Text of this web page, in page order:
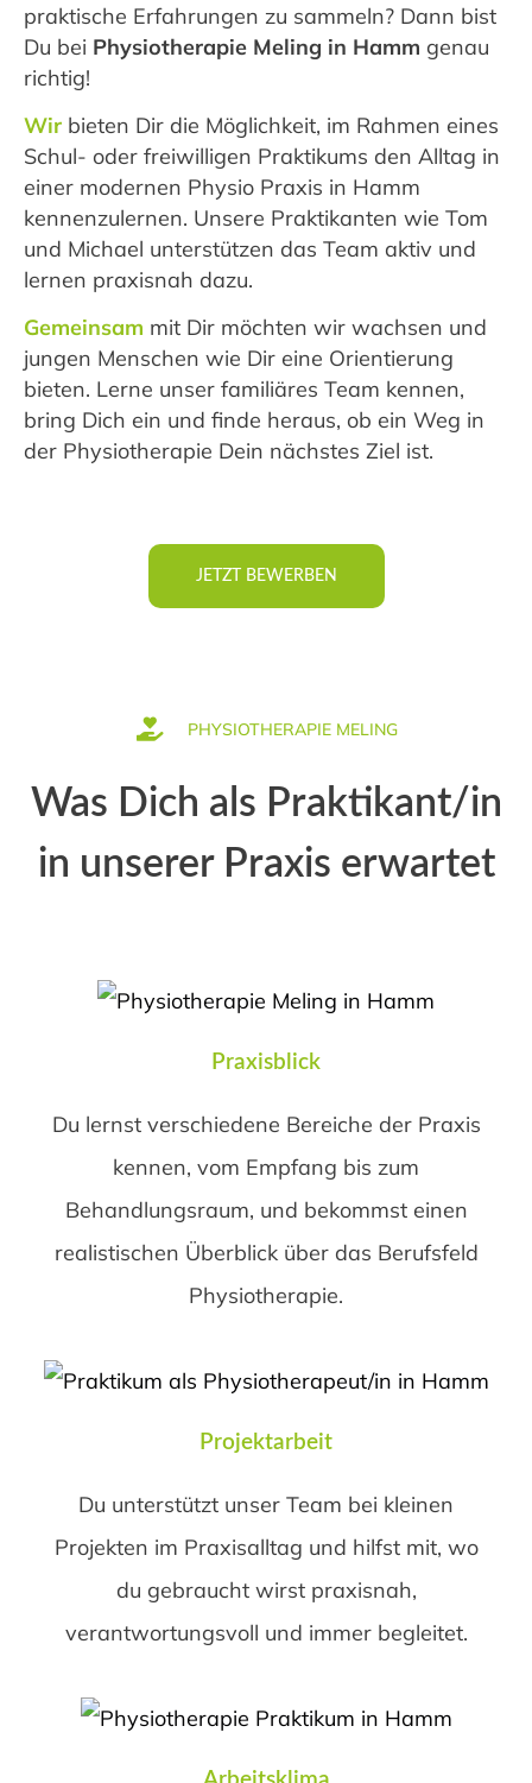
praktische Erfahrungen zu sammeln? Dann bist
Du bei Physiotherapie Meling in Hamm genau
richtig!
Wir bieten Dir die Möglichkeit, im Rahmen eines
Schul- oder freiwilligen Praktikums den Alltag in
einer modernen Physio Praxis in Hamm
kennenzulernen. Unsere Praktikanten wie Tom
und Michael unterstützen das Team aktiv und
lernen praxisnah dazu.
Gemeinsam mit Dir möchten wir wachsen und
jungen Menschen wie Dir eine Orientierung
bieten. Lerne unser familiäres Team kennen,
bring Dich ein und finde heraus, ob ein Weg in
der Physiotherapie Dein nächstes Ziel ist.
JETZT BEWERBEN
PHYSIOTHERAPIE MELING
Was Dich als Praktikant/in
in unserer Praxis erwartet
Praxisblick
Du lernst verschiedene Bereiche der Praxis
kennen, vom Empfang bis zum
Behandlungsraum, und bekommst einen
realistischen Überblick über das Berufsfeld
Physiotherapie.
Projektarbeit
Du unterstützt unser Team bei kleinen
Projekten im Praxisalltag und hilfst mit, wo
du gebraucht wirst praxisnah,
verantwortungsvoll und immer begleitet.